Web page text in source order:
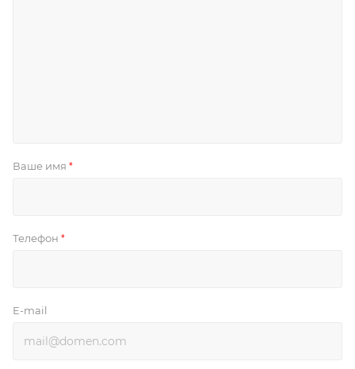
Ваше имя *
Телефон *
E-mail